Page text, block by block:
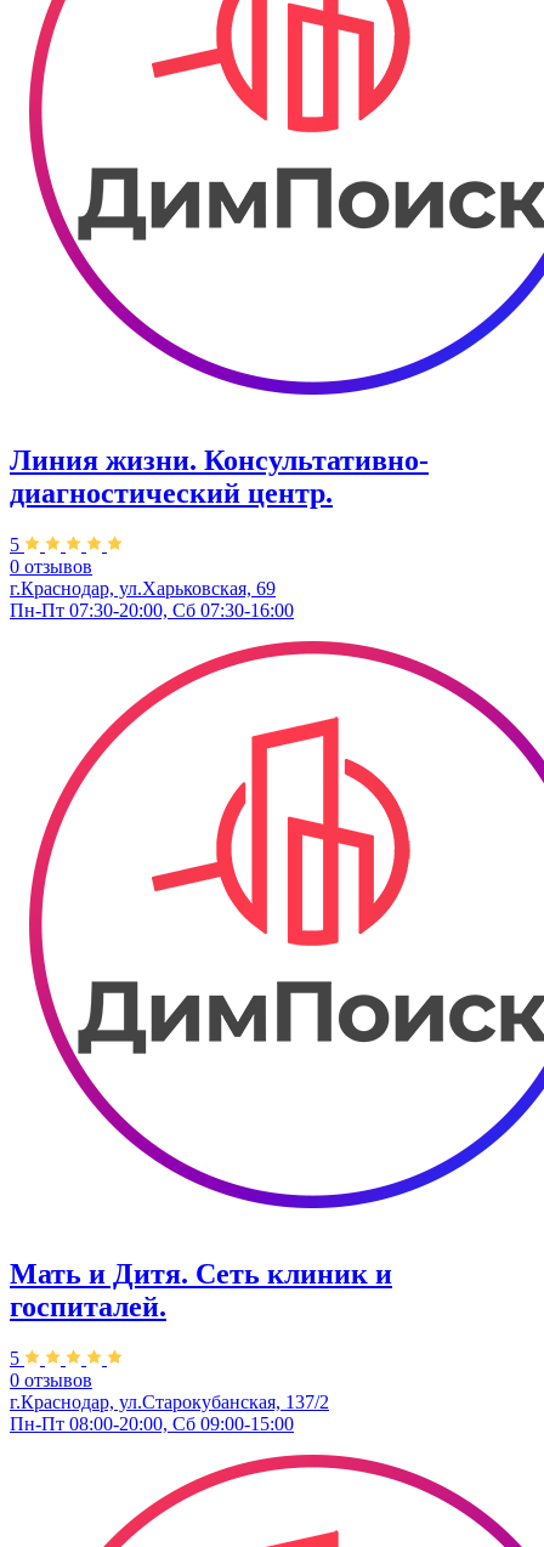
Линия жизни. Консультативно-
диагностический центр.
5
0 отзывов
г.Краснодар, ул.​Харьковская, 69
Пн-Пт 07:30-20:00, Сб 07:30-16:00
Мать и Дитя. Сеть клиник и
госпиталей.
5
0 отзывов
г.Краснодар, ул.​Старокубанская, 137/2
Пн-Пт 08:00-20:00, Сб 09:00-15:00